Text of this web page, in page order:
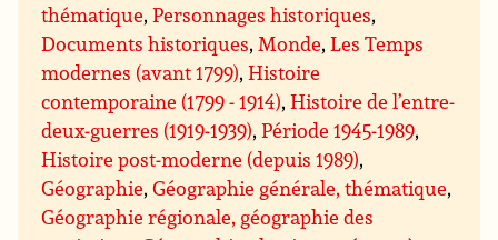
thématique,Personnages historiques,
Documents historiques, Monde,Les Temps
modernes (avant 1799),Histoire
contemporaine (1799 - 1914),Histoire de l’entre-
deux-guerres (1919-1939),Période 1945-1989,
Histoire post-moderne (depuis 1989),
Géographie,Géographie générale, thématique,
Géographie régionale, géographie des